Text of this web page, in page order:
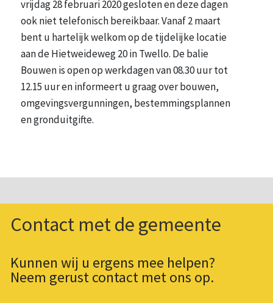
vrijdag 28 februari 2020 gesloten en deze dagen
ook niet telefonisch bereikbaar. Vanaf 2 maart
bent u hartelijk welkom op de tijdelijke locatie
aan de Hietweideweg 20 in Twello. De balie
Bouwen is open op werkdagen van 08.30 uur tot
12.15 uur en informeert u graag over bouwen,
omgevingsvergunningen, bestemmingsplannen
en gronduitgifte.
Contact met de gemeente
Kunnen wij u ergens mee helpen?
Neem gerust contact met ons op.